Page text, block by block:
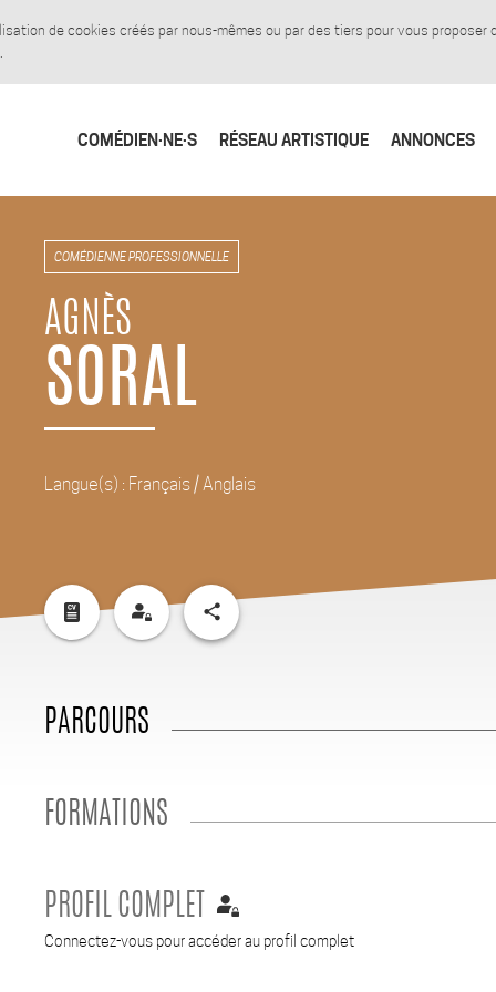
de cookies créés par nous-mêmes ou par des tiers pour vous proposer
.
COMÉDIEN·NE·S RÉSEAU ARTISTIQUE ANNONCES
COMÉDIENNE PROFESSIONNELLE
AGNÈS
SORAL
Langue(s) : Français / Anglais
share
PARCOURS
FORMATIONS
PROFIL COMPLET
Connectez-vous pour accéder au profil complet